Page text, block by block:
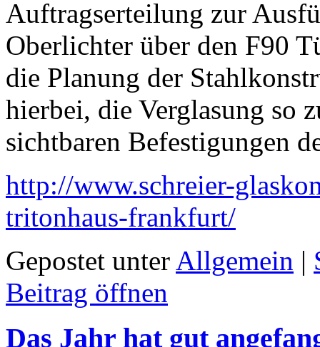
Auftragserteilung zur
Oberlichter über den F90
die Planung der
hierbei, die Verglasung so
sichtbaren Befestigungen
http://www.schreier-
tritonhaus-frankfurt/
Gepostet unter Allgemein |
Beitrag öffnen
Das Jahr hat gut